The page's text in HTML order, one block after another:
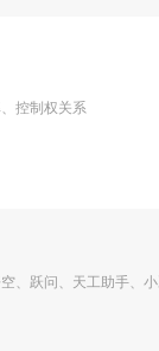
控制权关系
、跃问、天工助手、